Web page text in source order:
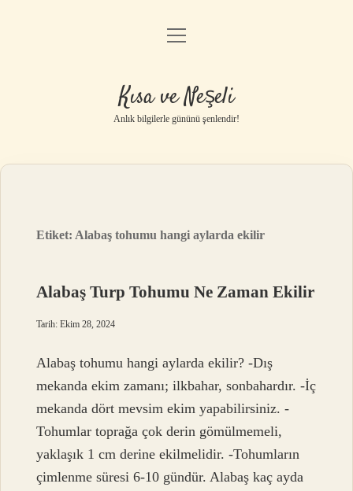
Anasayfa
Yasal Uyarı
menüyü
Kısa ve Neşeli
Anlık bilgilerle gününü şenlendir!
Etiket: Alabaş tohumu hangi aylarda ekilir
Alabaş Turp Tohumu Ne Zaman Ekilir
Tarih: Ekim 28, 2024
Alabaş tohumu hangi aylarda ekilir? -Dış
mekanda ekim zamanı; ilkbahar, sonbahardır. -İç
mekanda dört mevsim ekim yapabilirsiniz. -
Tohumlar toprağa çok derin gömülmemeli,
yaklaşık 1 cm derine ekilmelidir. -Tohumların
çimlenme süresi 6-10 gündür. Alabaş kaç ayda